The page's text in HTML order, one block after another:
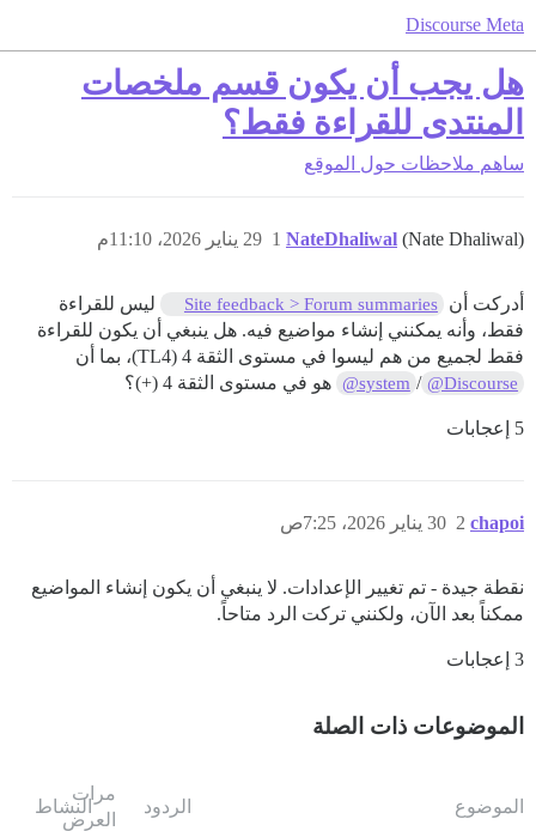
Discourse Meta
هل يجب أن يكون قسم ملخصات
المنتدى للقراءة فقط؟
ساهم ملاحظات حول الموقع
NateDhaliwal (Nate Dhaliwal) 29 يناير 2026، 11:10م 1
أدركت أن Site feedback > Forum summaries
ليس للقراءة
فقط، وأنه يمكنني إنشاء مواضيع فيه. هل ينبغي أن يكون للقراءة
فقط لجميع من هم ليسوا في مستوى الثقة 4 (TL4)، بما أن
@Discourse
/
@system هو في مستوى الثقة 4 (+)؟
5 إعجابات
chapoi 30 يناير 2026، 7:25ص 2
نقطة جيدة - تم تغيير الإعدادات. لا ينبغي أن يكون إنشاء المواضيع
ممكناً بعد الآن، ولكنني تركت الرد متاحاً.
3 إعجابات
الموضوعات ذات الصلة
الموضوع الردود
مرات
العرض
النشاط